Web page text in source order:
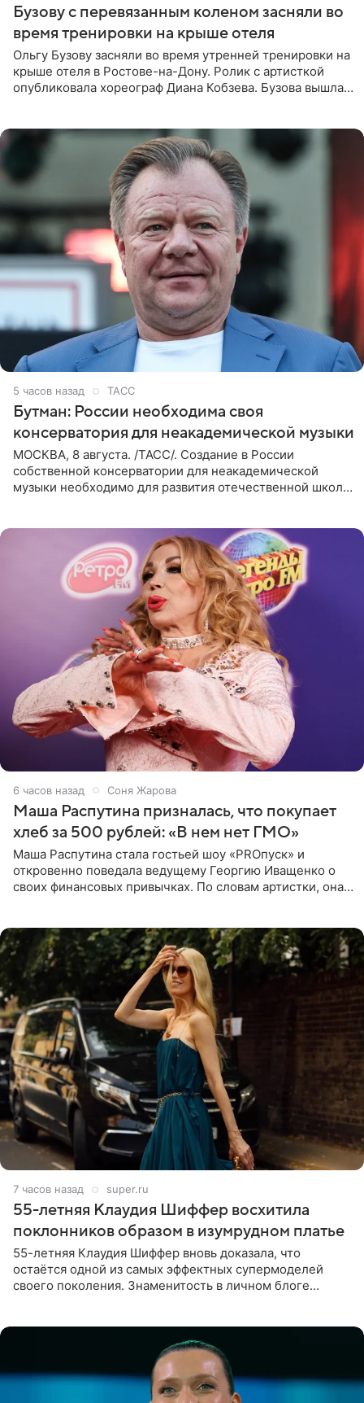
Бузову с перевязанным коленом засняли во
время тренировки на крыше отеля
Ольгу Бузову засняли во время утренней тренировки на
крыше отеля в Ростове-на-Дону. Ролик с артисткой
опубликовала хореограф Диана Кобзева. Бузова вышла
5 часов назад ТАСС
Бутман: России необходима своя
консерватория для неакадемической музыки
МОСКВА, 8 августа. /ТАСС/. Создание в России
собственной консерватории для неакадемической
музыки необходимо для развития отечественной школы
6 часов назад Соня Жарова
Маша Распутина призналась, что покупает
хлеб за 500 рублей: «В нем нет ГМО»
Маша Распутина стала гостьей шоу «PROпуск» и
откровенно поведала ведущему Георгию Иващенко о
своих финансовых привычках. По словам артистки, она
7 часов назад super.ru
55-летняя Клаудия Шиффер восхитила
поклонников образом в изумрудном платье
55-летняя Клаудия Шиффер вновь доказала, что
остаётся одной из самых эффектных супермоделей
своего поколения. Знаменитость в личном блоге